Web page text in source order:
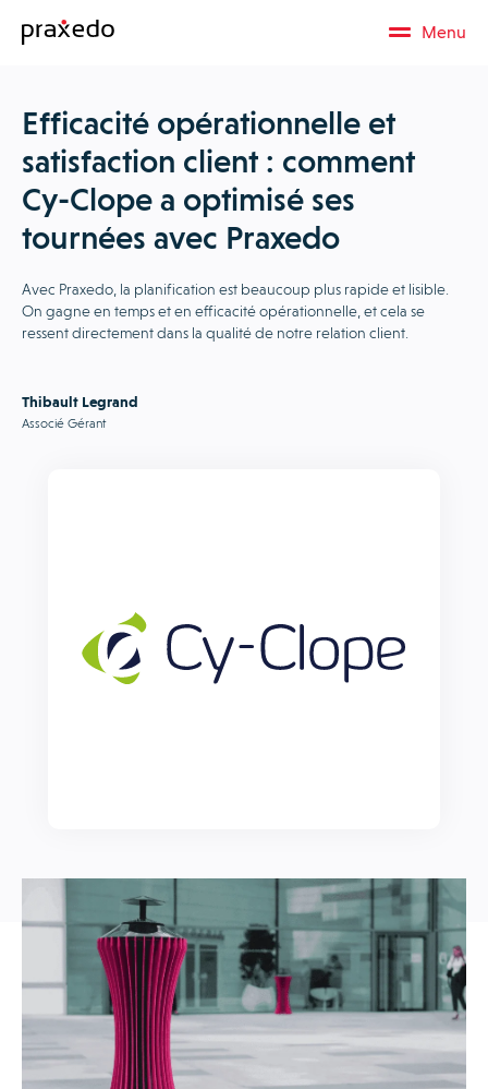
Menu
Efficacité opérationnelle et
satisfaction client : comment
Cy-Clope a optimisé ses
tournées avec Praxedo
Avec Praxedo, la planification est beaucoup plus rapide et lisible.
On gagne en temps et en efficacité opérationnelle, et cela se
ressent directement dans la qualité de notre relation client.
Thibault Legrand
Associé Gérant